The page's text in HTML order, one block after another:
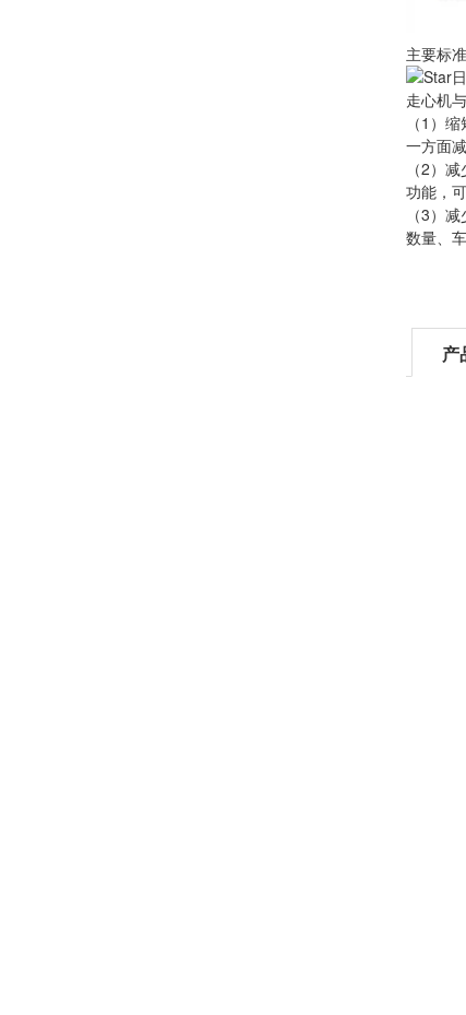
主要标
走心机
（1）
一方面
（2）
功能，
（3）
数量、
产